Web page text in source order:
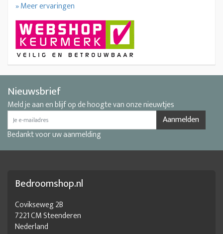
» Meer ervaringen
Nieuwsbrief
Meld je aan en blijf op de hoogte van onze nieuwtjes
Aanmelden
Bedankt voor uw aanmelding
Bedroomshop.nl
Covikseweg 2B
7221 CM Steenderen
Nederland